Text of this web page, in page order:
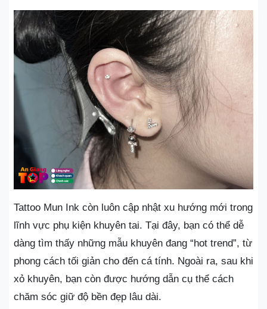
Tattoo Mun Ink còn luôn cập nhật xu hướng mới trong
lĩnh vực phụ kiện khuyên tai. Tại đây, bạn có thể dễ
dàng tìm thấy những mẫu khuyên đang “hot trend”, từ
phong cách tối giản cho đến cá tính. Ngoài ra, sau khi
xỏ khuyên, bạn còn được hướng dẫn cụ thể cách
chăm sóc giữ độ bền đẹp lâu dài.